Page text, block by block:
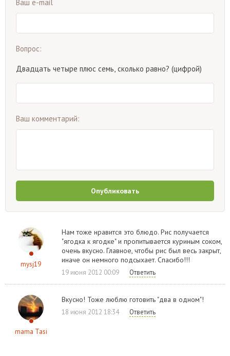
Ваш e-mail
Вопрос:
Двадцать четыре плюс семь, сколько равно? (цифрой)
Ваш комментарий:
Опубликовать
mysj19
Нам тоже нравится это блюдо. Рис получается
"ягодка к ягодке" и пропитывается куриным соком,
очень вкусно. Главное, чтобы рис был весь закрыт,
иначе он немного подсыхает. Спасибо!!!
19 июня 2012 00:09 Ответить
mama Tasi
Вкусно! Тоже люблю готовить "два в одном"!
18 июня 2012 18:34 Ответить